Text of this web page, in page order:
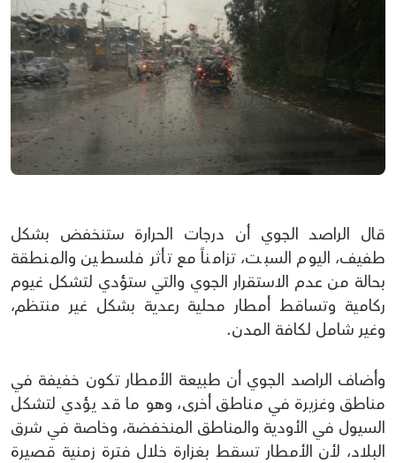
قال الراصد الجوي أن درجات الحرارة ستنخفض بشكل
طفيف، اليوم السبت، تزامناً مع تأثر فلسطين والمنطقة
بحالة من عدم الاستقرار الجوي والتي ستؤدي لتشكل غيوم
ركامية وتساقط أمطار محلية رعدية بشكل غير منتظم،
وغير شامل لكافة المدن.
وأضاف الراصد الجوي أن طبيعة الأمطار تكون خفيفة في
مناطق وغزيرة في مناطق أخرى، وهو ما قد يؤدي لتشكل
السيول في الأودية والمناطق المنخفضة، وخاصة في شرق
البلاد، لأن الأمطار تسقط بغزارة خلال فترة زمنية قصيرة